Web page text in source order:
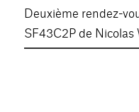
Deuxième rendez-
SF43C2P de Nicolas